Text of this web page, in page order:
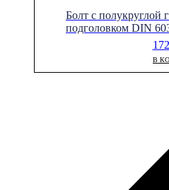
Болт с полукруглой
подголовком DIN
В